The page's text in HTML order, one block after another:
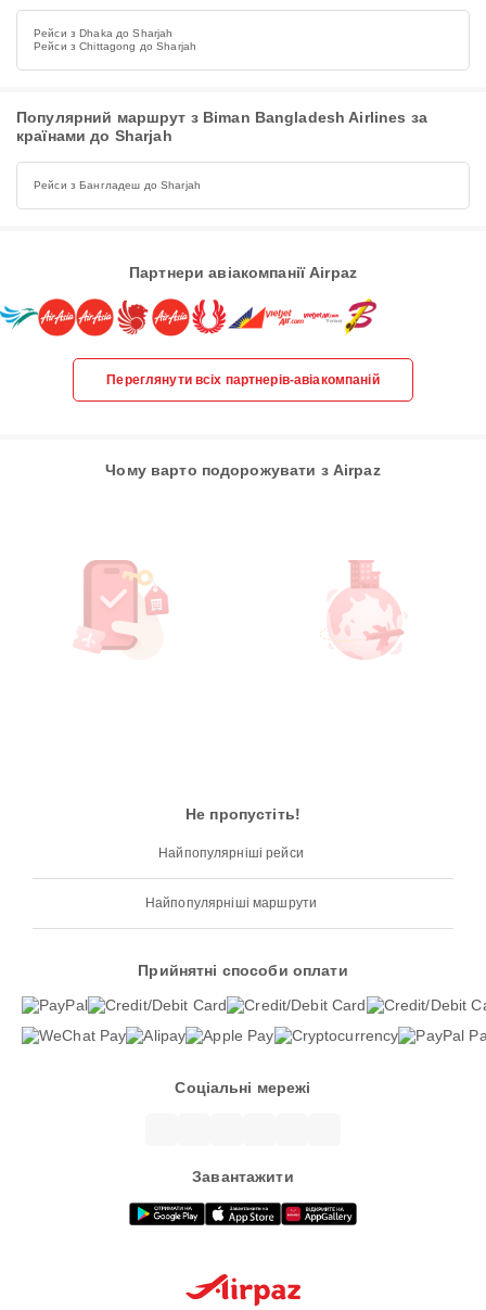
Рейси з Dhaka до Sharjah
Рейси з Chittagong до Sharjah
Популярний маршрут з Biman Bangladesh Airlines за
країнами до Sharjah
Рейси з Бангладеш до Sharjah
Партнери авіакомпанії Airpaz
Переглянути всіх партнерів-авіакомпаній
Чому варто подорожувати з Airpaz
Не пропустіть!
Найпопулярніші рейси
Найпопулярніші маршрути
Прийнятні способи оплати
Соціальні мережі
Завантажити